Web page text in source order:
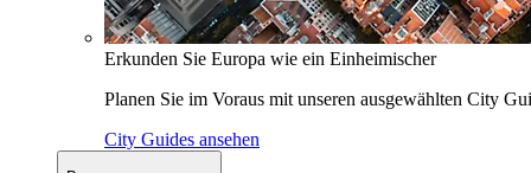
Erkunden Sie Europa wie ein Einheimischer
Planen Sie im Voraus mit unseren ausgewählten City
City Guides ansehen